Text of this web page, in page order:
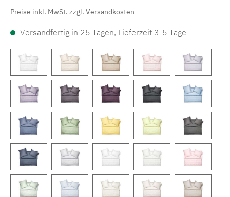
Preise inkl. MwSt. zzgl. Versandkosten
Versandfertig in 25 Tagen, Lieferzeit 3-5 Tage